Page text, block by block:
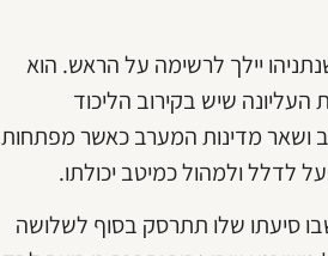
יילך לרשימה על הראש. הוא
העליונה שיש בקירוב הליכוד
ושאר מדינות המערב כאשר מפתחות
לדלל ולמהול כמיטב יכולתו.
סיעתו שלו תתרסק בסוף לשלושה